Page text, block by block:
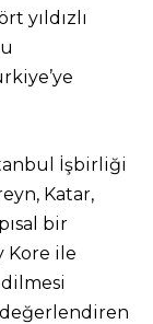
yıldızlı
İşbirliği
Katar,
bir
Kore ile